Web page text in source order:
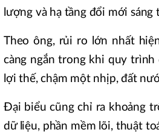
lượng và hạ tầng đổi mới
Theo ông, rủi ro lớn nhất
càng ngắn trong khi quy trình
lợi thế, chậm một nhịp, đất
Đại biểu cũng chỉ ra khoảng
dữ liệu, phần mềm lõi, thuật